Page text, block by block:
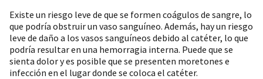
Existe un riesgo leve de que se formen coágulos de sangre, lo
que podría obstruir un vaso sanguíneo. Además, hay un riesgo
leve de daño a los vasos sanguíneos debido al catéter, lo que
podría resultar en una hemorragia interna. Puede que se
sienta dolor y es posible que se presenten moretones e
infección en el lugar donde se coloca el catéter.